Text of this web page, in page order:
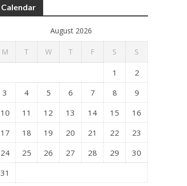
Calendar
August 2026
M T W T F S S
1
2
3
4 5 6 7 8
9
10
11 12 13 14 15
16
17
18 19 20 21 22
23
24
25 26 27 28 29
30
31